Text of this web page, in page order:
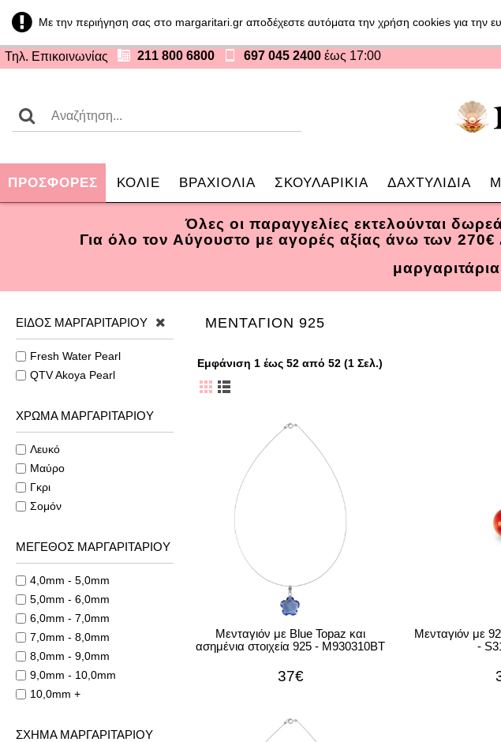
Με την περιήγηση σας στο margaritari.gr αποδέχεστε αυτόματα την χρήση cookies για την
Τηλ. Επικοινωνίας 211 800 6800 697 045 2400 έως 17:00
ΠΡΟΣΦOΡΕΣ ΚΟΛΙΕ ΒΡΑΧΙΟΛΙΑ ΣΚΟΥΛΑΡΙΚΙΑ ΔΑΧΤΥΛΙΔΙΑ
Όλες οι παραγγελίες εκτελούνται
Για όλο τον Αύγουστο με αγορές αξίας άνω των
ΕΙΔΟΣ ΜΑΡΓΑΡΙΤΑΡΙΟΥ
Fresh Water Pearl
QTV Akoya Pearl
ΧΡΩΜΑ ΜΑΡΓΑΡΙΤΑΡΙΟΥ
Λευκό
Μαύρο
Γκρι
Σομόν
ΜΕΓΕΘΟΣ ΜΑΡΓΑΡΙΤΑΡΙΟΥ
4,0mm - 5,0mm
5,0mm - 6,0mm
6,0mm - 7,0mm
7,0mm - 8,0mm
8,0mm - 9,0mm
9,0mm - 10,0mm
10,0mm +
ΣΧΗΜΑ ΜΑΡΓΑΡΙΤΑΡΙΟΥ
ΜΕΝΤΑΓΙΟΝ 925
Εμφάνιση 1 έως 52 από 52 (1 Σελ.)
Μενταγιόν με Blue Topaz και
ασημένια στοιχεία 925 - M930310BT
37€
Μενταγιόν με
-